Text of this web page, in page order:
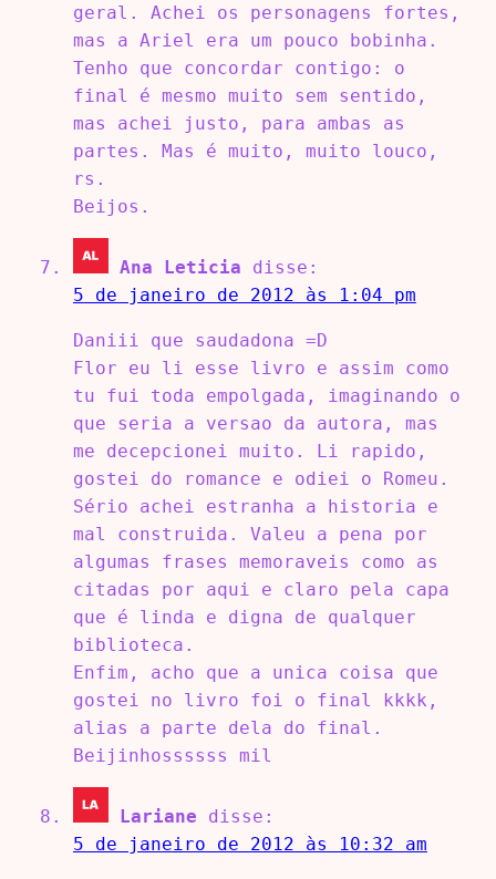
geral. Achei os personagens fortes,
mas a Ariel era um pouco bobinha.
Tenho que concordar contigo: o
final é mesmo muito sem sentido,
mas achei justo, para ambas as
partes. Mas é muito, muito louco,
rs.
Beijos.
Ana Leticia
disse:
5 de janeiro de 2012 às 1:04 pm
Daniii que saudadona =D
Flor eu li esse livro e assim como
tu fui toda empolgada, imaginando o
que seria a versao da autora, mas
me decepcionei muito. Li rapido,
gostei do romance e odiei o Romeu.
Sério achei estranha a historia e
mal construida. Valeu a pena por
algumas frases memoraveis como as
citadas por aqui e claro pela capa
que é linda e digna de qualquer
biblioteca.
Enfim, acho que a unica coisa que
gostei no livro foi o final kkkk,
alias a parte dela do final.
Beijinhossssss mil
Lariane
disse:
5 de janeiro de 2012 às 10:32 am